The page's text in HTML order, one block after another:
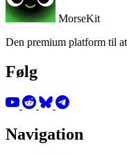
MorseKit
Den premium platform til
Følg
Navigation